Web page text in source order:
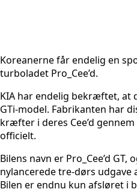
Koreanerne får endelig en
turboladet Pro_Cee’d.
KIA har endelig bekræftet, at
GTi-model. Fabrikanten har
kræfter i deres Cee’d
officielt.
Bilens navn er Pro_Cee’d
nylancerede tre-dørs udgave
Bilen er endnu kun afsløret i